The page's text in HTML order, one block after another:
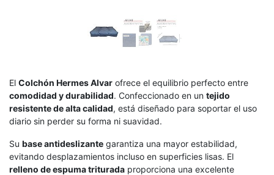
El Colchón Hermes Alvar ofrece el equilibrio perfecto entre
comodidad y durabilidad. Confeccionado en un tejido
resistente de alta calidad, está diseñado para soportar el uso
diario sin perder su forma ni suavidad.
Su base antideslizante garantiza una mayor estabilidad,
evitando desplazamientos incluso en superficies lisas. El
relleno de espuma triturada proporciona una excelente